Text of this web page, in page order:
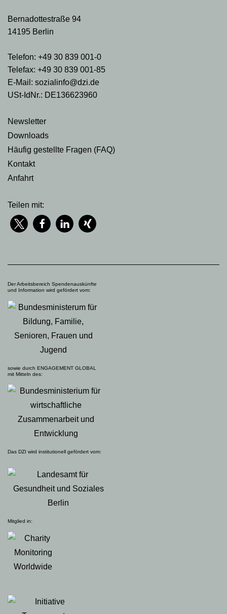
Bernadottestraße 94
14195 Berlin
Telefon: +49 30 839 001-0
Telefax: +49 30 839 001-85
E-Mail: sozialinfo@dzi.de
USt-IdNr.: DE136623960
Newsletter
Downloads
Häufig gestellte Fragen (FAQ)
Kontakt
Anfahrt
Teilen mit:
Der Arbeitsbereich Spendenauskünfte
und Information wird gefördert vom:
sowie durch ENGAGEMENT GLOBAL
mit Mitteln des:
Das DZI wird institutionell gefördert vom:
Mitglied in: